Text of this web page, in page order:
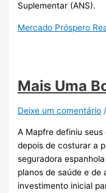
Suplementar (ANS).
Mercado Próspero
Mais Uma
Deixe um comentário
A Mapfre definiu seus
depois de costurar a
seguradora
planos de saúde e de
investimento inicial